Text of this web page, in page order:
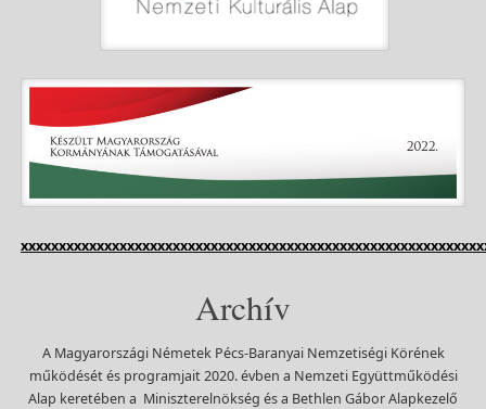
Archív
A Magyarországi Németek Pécs-Baranyai Nemzetiségi Körének
működését és programjait 2020. évben a Nemzeti Együttműködési
Alap keretében a Miniszterelnökség és a Bethlen Gábor Alapkezelő